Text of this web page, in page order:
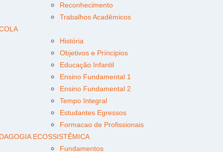
Reconhecimento
Trabalhos Acadêmicos
História
Objetivos e Príncipios
Educação Infantil
Ensino Fundamental 1
Ensino Fundamental 2
Tempo Integral
Estudantes Egressos
Formacao de Profissionais
ECOSSISTÊMICA
Fundamentos